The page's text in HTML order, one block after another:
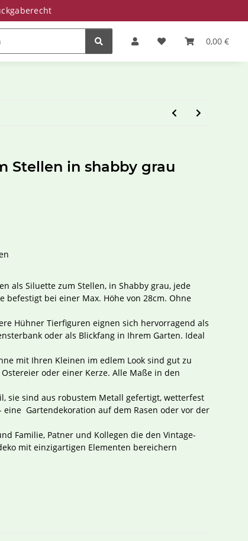
0,00 €
Miniteiche Saisonale Deko
Stellen in shabby grau
als Siluette zum Stellen, in Shabby grau, jede
befestigt bei einer Max. Höhe von 28cm. Ohne
Hühner Tierfiguren eignen sich hervorragend als
oder als Blickfang in Ihrem Garten. Ideal
mit Ihren Kleinen im edlem Look sind gut zu
oder einer Kerze. Alle Maße in den
sie sind aus robustem Metall gefertigt, wetterfest
eine Gartendekoration auf dem Rasen oder vor der
Familie, Patner und Kollegen die den Vintage-
mit einzigartigen Elementen bereichern